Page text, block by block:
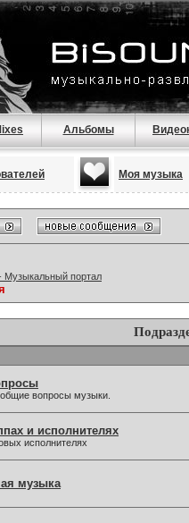
Альбомы
Моя музыка
Музыкальный портал
вопросы музыки.
и исполнителях
исполнителях
музыка